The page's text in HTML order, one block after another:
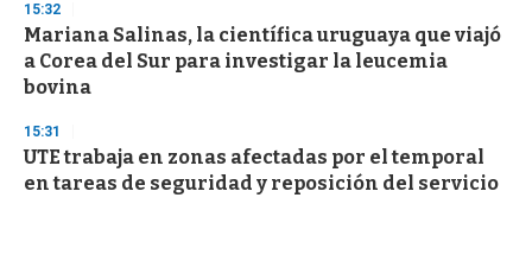
15:32
Mariana Salinas, la científica uruguaya que viajó
a Corea del Sur para investigar la leucemia
bovina
15:31
UTE trabaja en zonas afectadas por el temporal
en tareas de seguridad y reposición del servicio